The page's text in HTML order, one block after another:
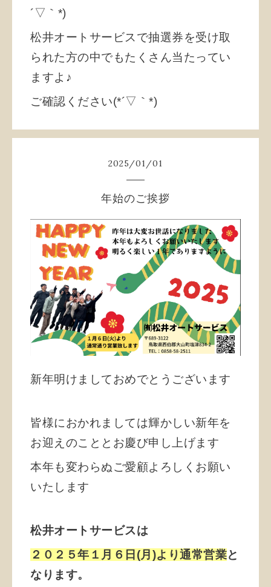
´▽｀*)
松井オートサービスで抽選券を受け取
られた方の中でもたくさん当たってい
ますよ♪
ご確認ください(*´▽｀*)
2025/01/01
年始のご挨拶
新年明けましておめでとうございます
皆様におかれましては輝かしい新年を
お迎えのこととお慶び申し上げます
本年も変わらぬご愛顧よろしくお願い
いたします
松井オートサービスは
２０２５年１月６日(月)より通常営業と
なります。